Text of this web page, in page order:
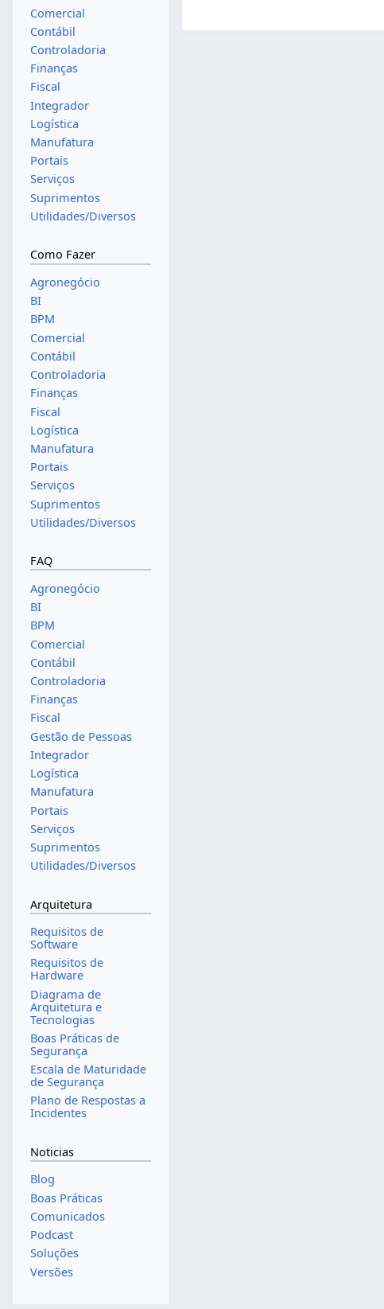
Comercial
Contábil
Controladoria
Finanças
Fiscal
Integrador
Logística
Manufatura
Portais
Serviços
Suprimentos
Utilidades/Diversos
Como Fazer
Agronegócio
BI
BPM
Comercial
Contábil
Controladoria
Finanças
Fiscal
Logística
Manufatura
Portais
Serviços
Suprimentos
Utilidades/Diversos
FAQ
Agronegócio
BI
BPM
Comercial
Contábil
Controladoria
Finanças
Fiscal
Gestão de Pessoas
Integrador
Logística
Manufatura
Portais
Serviços
Suprimentos
Utilidades/Diversos
Arquitetura
Requisitos de
Software
Requisitos de
Hardware
Diagrama de
Arquitetura e
Tecnologias
Boas Práticas de
Segurança
Escala de Maturidade
de Segurança
Plano de Respostas a
Incidentes
Noticias
Blog
Boas Práticas
Comunicados
Podcast
Soluções
Versões